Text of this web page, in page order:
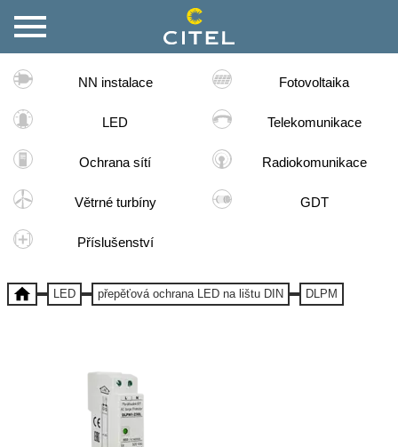
NN instalace Fotovoltaika
LED Telekomunikace
Ochrana sítí Radiokomunikace
Větrné turbíny GDT
Příslušenství
LED přepěťová ochrana LED na lištu DIN DLPM